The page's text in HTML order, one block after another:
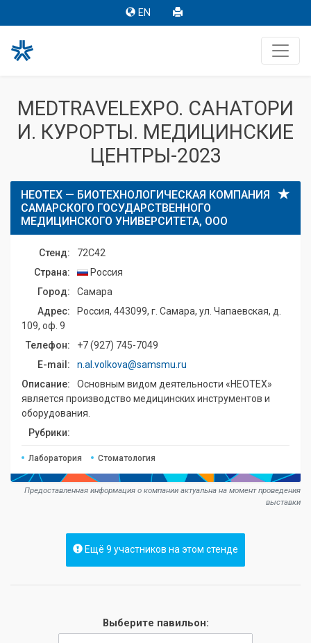
EN
MEDTRAVELEXPO. САНАТОРИ
И. КУРОРТЫ. МЕДИЦИНСКИЕ
ЦЕНТРЫ-2023
НЕОТЕХ — БИОТЕХНОЛОГИЧЕСКАЯ КОМПАНИЯ
САМАРСКОГО ГОСУДАРСТВЕННОГО
МЕДИЦИНСКОГО УНИВЕРСИТЕТА, ООО
Стенд:
72C42
Страна:
Россия
Город:
Самара
Адрес:
Россия, 443099, г. Самара, ул. Чапаевская, д.
109, оф. 9
Телефон:
+7 (927) 745-7049
E-mail:
n.al.volkova@samsmu.ru
Описание:
Основным видом деятельности «НЕОТЕХ»
является производство медицинских инструментов и
оборудования.
Рубрики:
Лаборатория Стоматология
Предоставленная информация о компании актуальна на момент проведения
выставки
Ещё 9 участников на этом стенде
Выберите павильон: